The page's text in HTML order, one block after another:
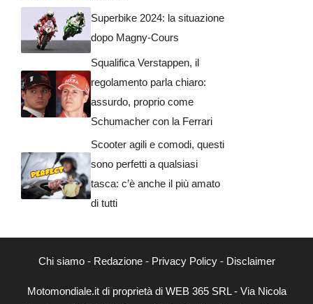
Superbike 2024: la situazione
dopo Magny-Cours
Squalifica Verstappen, il
regolamento parla chiaro:
assurdo, proprio come
Schumacher con la Ferrari
Scooter agili e comodi, questi
sono perfetti a qualsiasi
tasca: c’è anche il più amato
di tutti
Chi siamo- Redazione- Privacy Policy- Disclaimer
Motomondiale.it di proprietà di WEB 365 SRL - Via Nicola